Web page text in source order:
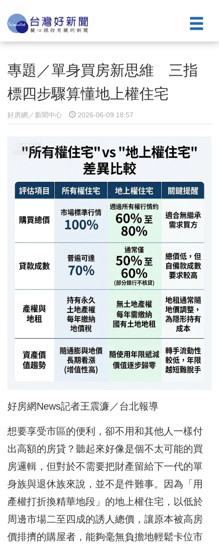
專題／單身買房新思維 三指
標四步驟算懂地上權住宅
好房網／新聞中心 2026-06-09 18:57
好房網News記者王震濂／台北報導
想要享受市區的便利，卻不用和其他人一樣付
出高額的房貸？聽起來好像是個不太可能的買
房邏輯，但對於不需要把財產留給下一代的單
身族與退休族來說，並不是件難事。因為「用
產權打折換精華地段」的地上權住宅，以低於
周邊市場二至四成的誘人總價，讓原本被高房
價排擠的購屋者，能夠毫無負擔地輕鬆卡位市